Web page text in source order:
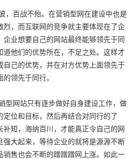
，百战不殆。在营销型网在建设中也是
烈，而互联网的竞争就主要体现在了企
业想要自己的网站最终能够领先于同
道他们的优势所在，不足之处。这样才
自己的优势，并在对方优势上面领先于
领先于同行。
型网站只有逐步做好自身建设工作，做
定位和目标，然后再结合对同行的了
短，海纳百川，才能真正令自己的网
强大起来，等待企业的就将是源源不断
销售也会不断的蹭蹭蹭网上涨。如此一